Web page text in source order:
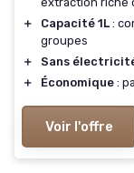
＋
Capacité 1L :
groupes
＋
Sans
＋
Économique :
Voir l'offre